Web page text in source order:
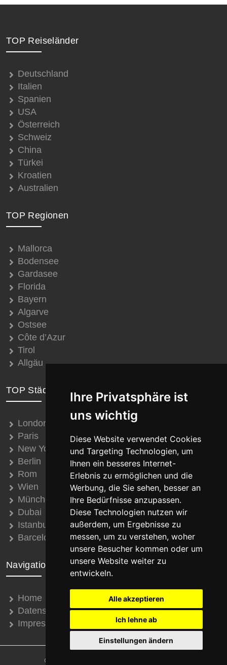
Ihre Privatsphäre ist
uns wichtig
Diese Website verwendet Cookies
und Targeting Technologien, um
Ihnen ein besseres Internet-
Erlebnis zu ermöglichen und die
Werbung, die Sie sehen, besser an
Ihre Bedürfnisse anzupassen.
Diese Technologien nutzen wir
außerdem, um Ergebnisse zu
messen, um zu verstehen, woher
unsere Besucher kommen oder um
unsere Website weiter zu
entwickeln.
Alle akzeptieren
Ich lehne ab
Einstellungen ändern
TOP Reiseländer
Deutschland
Italien
Spanien
USA
Österreich
Schweiz
China
Türkei
Kroatien
Australien
TOP Regionen
Mallorca
Bodensee
Gardasee
Florida
Bayern
Algarve
Ostsee
Côte d’Azur
Tirol
Allgäu
TOP Städte
London
Paris
New York
Berlin
Rom
Wien
München
Dubai
Istanbul
Barcelona
Navigation
Home
Datenschutz
Impressum
© 2008 - 2026 Thomas Schroth Internetservice